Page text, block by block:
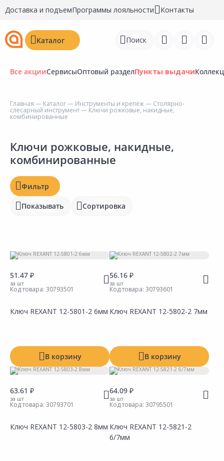
Доставка и подъемПрограммы лояльности Контакты
Каталог Поиск
Перейти к сравнению
товары
Все акцииСервисыОптовый разделПункты выдачи
Главная — Каталог— Инструменты и крепёж— Столярно-
слесарный инструмент— Ключи рожковые, накидные,
комбинированные
Ключи рожковые, накидные,
комбинированные
Цена, ₽
Наличие на складах
Статус
Отзывы
Рейтинг
Количество предметов в наборе
Ед. изм:шт
Фильтр
Показывать Сортировка
51.47 ₽
за шт
Код товара: 30793501
Ключ REXANT 12-5801-2 6мм
В корзину
56.16 ₽
за шт
Код товара: 30793601
Ключ REXANT 12-5802-2 7мм
В корзину
63.61 ₽
за шт
Код товара: 30793701
Ключ REXANT 12-5803-2 8мм
64.09 ₽
за шт
Код товара: 30795501
Ключ REXANT 12-5821-2
6/7мм